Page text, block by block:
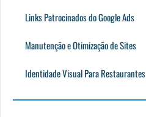
Links Patrocinados do Google Ads
Manutenção e Otimização de Sites
Identidade Visual Para Restaurantes